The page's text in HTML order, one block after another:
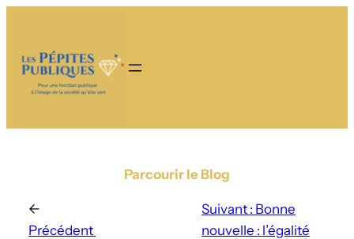
Parcourir le Blog
←
Précédent
Suivant : Bonne
nouvelle : l’égalité